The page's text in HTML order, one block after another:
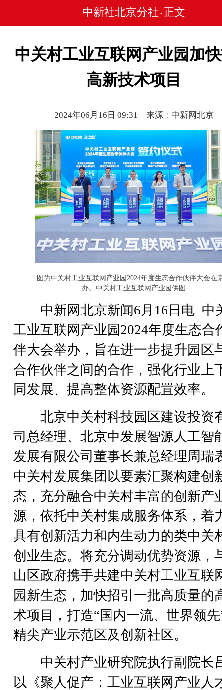
中新社北京分社 • 正文
中关村工业互联网产业园加
高新技术项目
2024年06月16日 09:31 来源：中新网北京
图为中关村工业互联网产业园2024年度生态合作伙伴大会在
办。中关村工业互联网产业园供图
中新网北京新闻6月16日电 中
工业互联网产业园2024年度生态合
伴大会举办，旨在进一步提升园区
合作伙伴之间的合作，强化行业上
同发展、提高整体资源配置效率。
北京中关村科技园区建设投资
司总经理、北京中发展智源人工智
发展有限公司董事长兼总经理周瑞
中关村发展集团以要素汇聚构建创
态，充分融合中关村丰富的创新产
源，依托中关村集成服务体系，着
具有创新活力和内生动力的类中关
创业生态。将充分调动优势资源，
山区政府携手共建中关村工业互联
园新生态，加快招引一批高质量的
术项目，打造“国内一流、世界领
精尖产业示范区及创新社区。
中关村产业研究院执行副院长
以《聚人促产：工业互联网产业人